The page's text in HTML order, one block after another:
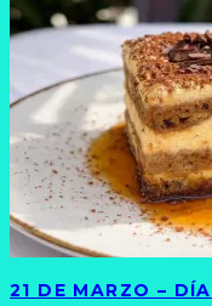
21 DE MARZO –